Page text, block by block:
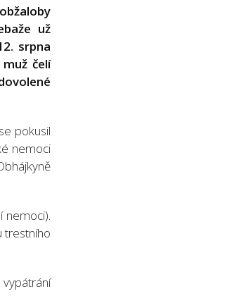
už
srpna
čelí
pokusil
nemoci
nemoci).
trestního